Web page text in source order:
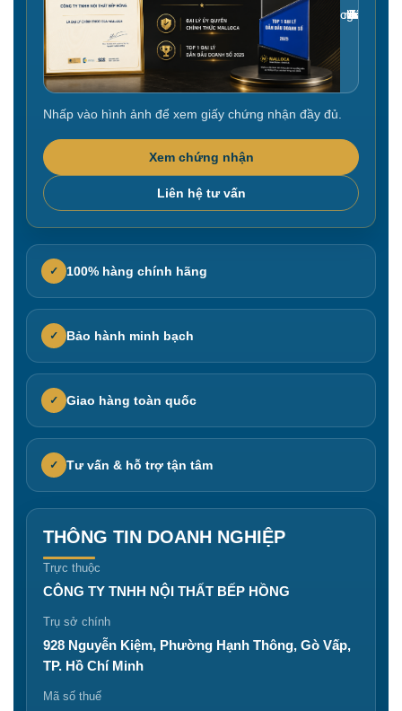
Gắn link ảnh giấy chứng nhận tại đây
Nhấp vào hình ảnh để xem giấy chứng nhận đầy đủ.
Xem chứng nhận
Liên hệ tư vấn
✓ 100% hàng chính hãng
✓ Bảo hành minh bạch
✓ Giao hàng toàn quốc
✓ Tư vấn & hỗ trợ tận tâm
THÔNG TIN DOANH NGHIỆP
Trực thuộc
CÔNG TY TNHH NỘI THẤT BẾP HỒNG
Trụ sở chính
928 Nguyễn Kiệm, Phường Hạnh Thông, Gò Vấp,
TP. Hồ Chí Minh
Mã số thuế